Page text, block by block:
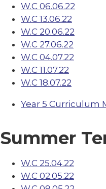
W.C 06.06.22
W.C 13.06.22
W.C 20.06.22
W.C 27.06.22
W.C 04.07.22
W.C 11.07.22
W.C 18.07.22
Year 5 Curriculum
Summer
W.C 25.04.22
W.C 02.05.22